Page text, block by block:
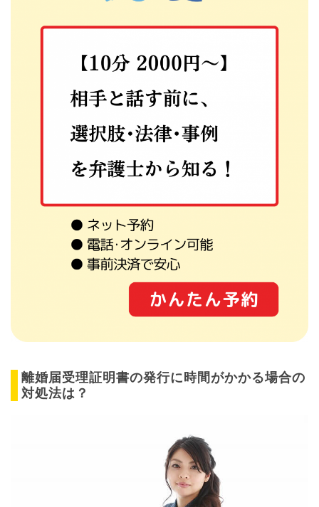
離婚届受理証明書の発行に時間がかかる場合の
対処法は？